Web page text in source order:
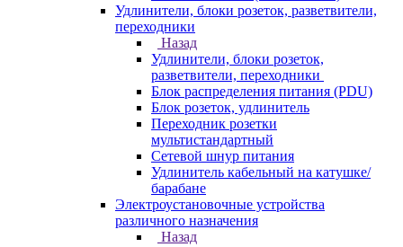
Удлинители, блоки розеток, разветвители,
переходники
Назад
Удлинители, блоки розеток,
разветвители, переходники
Блок распределения питания (PDU)
Блок розеток, удлинитель
Переходник розетки
мультистандартный
Сетевой шнур питания
Удлинитель кабельный на катушке/
барабане
Электроустановочные устройства
различного назначения
Назад